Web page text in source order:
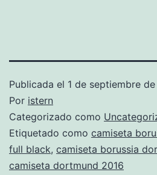
Publicada el 1 de septiembre
Por istern
Categorizado como
Etiquetado como camiseta
full black, camiseta borussia
camiseta dortmund 2016